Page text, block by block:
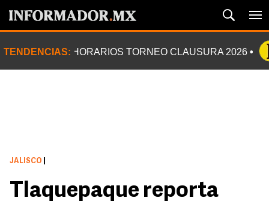
TENDENCIAS: HORARIOS TORNEO CLAUSURA 2026
JALISCO
Tlaquepaque reporta